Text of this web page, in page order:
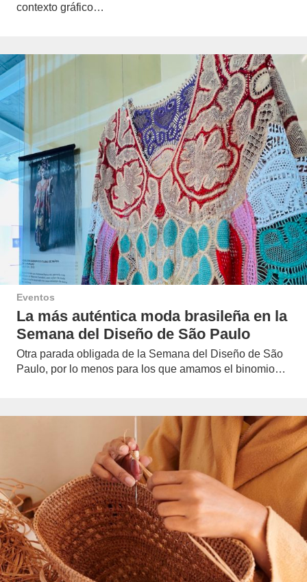
contexto gráfico…
Eventos
La más auténtica moda brasileña en la
Semana del Diseño de São Paulo
Otra parada obligada de la Semana del Diseño de São
Paulo, por lo menos para los que amamos el binomio…